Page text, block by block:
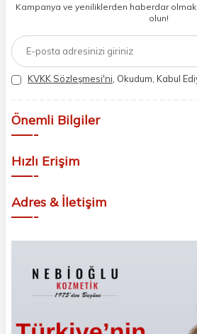
ihtiyaçlarını dinleyerek her zaman en iyisini
yeniliyoruz. Güvenilirliğimiz, samimiyetimiz
bağlılığımızla güzellik yolculuğunuzda
Kampanya ve yeniliklerden haberdar
olun!
KVKK Sözleşmesi'ni , Okudum, Kabul
Önemli Bilgiler
Hızlı Erişim
Adres & İletişim